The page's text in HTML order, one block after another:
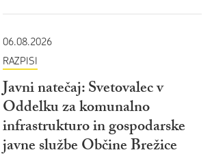
06.08.2026
RAZPISI
Javni natečaj: Svetovalec v
Oddelku za komunalno
infrastrukturo in gospodarske
javne službe Občine Brežice